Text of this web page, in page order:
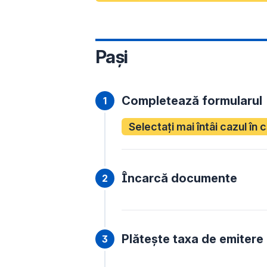
Pași
Completează formularul
Selectați mai întâi cazul în
Încarcă documente
Plătește taxa de emitere